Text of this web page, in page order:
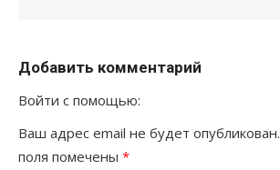
Добавить комментарий
Войти с помощью:
Ваш адрес email не будет опубликован.
поля помечены *